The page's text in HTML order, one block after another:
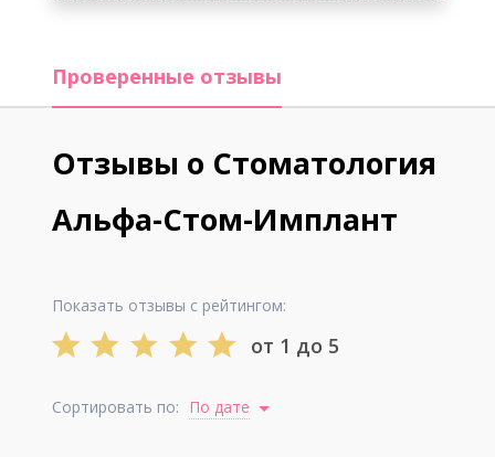
Проверенные отзывы
Отзывы о Стоматология
Альфа-Стом-Имплант
Показать отзывы с рейтингом:
от 1 до 5
Сортировать по: По дате